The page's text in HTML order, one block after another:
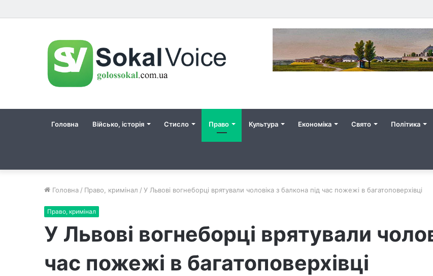
Головна Військо, історія Стисло Право Культура Економіка Свято Політика
Головна / Право, кримінал / У Львові вогнеборці врятували чоловіка з балкона під час пожежі в багатоповерхівці
Право, кримінал
У Львові вогнеборці врятували
час пожежі в багатоповерхівці